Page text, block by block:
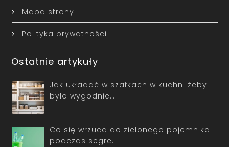
Mapa strony
Polityka prywatności
Ostatnie artykuły
Jak układać w szafkach w kuchni żeby
było wygodnie…
Co się wrzuca do zielonego pojemnika
podczas segre…